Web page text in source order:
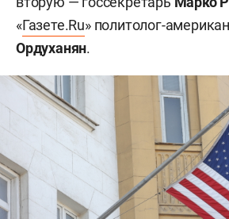
«Газете.Ru» политолог-
Ордуханян.